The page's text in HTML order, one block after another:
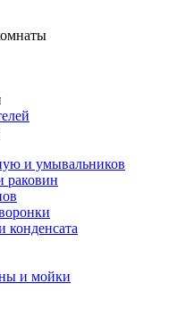
и умывальников
раковин
конденсата
и мойки